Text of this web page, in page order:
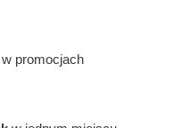
w promocjach